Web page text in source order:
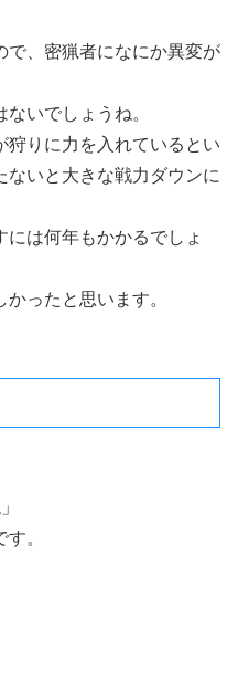
で、密猟者になにか異変が
いでしょうね。
狩りに力を入れているとい
ないと大きな戦力ダウンに
は何年もかかるでしょ
ったと思います。
。